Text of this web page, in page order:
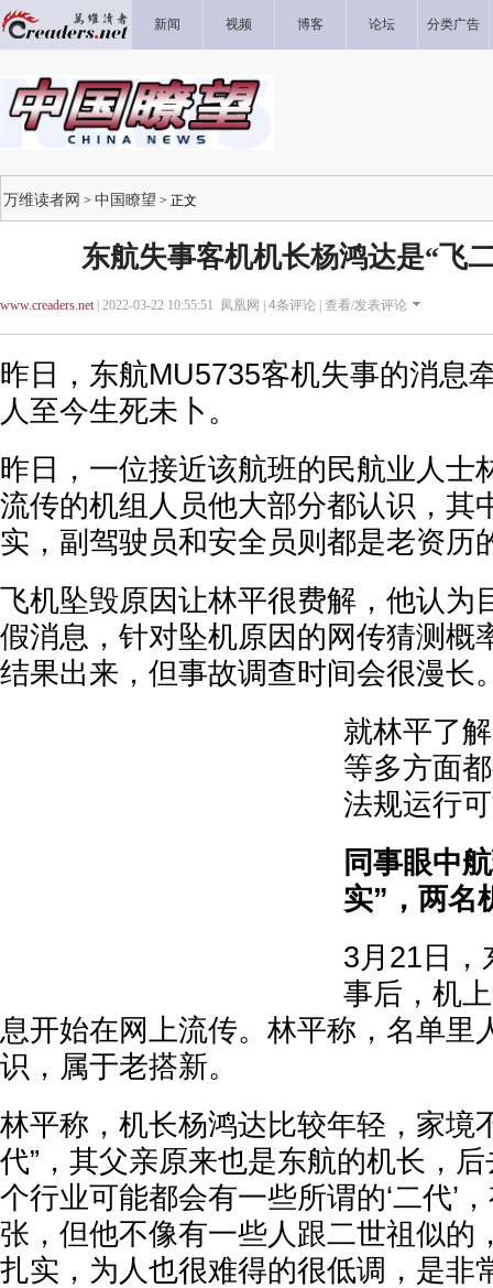
新闻 视频 博客 论坛 分类广告
万维读者网 > 中国瞭望 > 正文
东航失事客机机长杨鸿达是“飞
www.creaders.net| 2022-03-22 10:55:51 凤凰网 | 4条评论 | 查看/发表评论
昨日，东航MU5735客机失事的消息
人至今生死未卜。
昨日，一位接近该航班的民航业人士
流传的机组人员他大部分都认识，其
实，副驾驶员和安全员则都是老资历
飞机坠毁原因让林平很费解，他认为
假消息，针对坠机原因的网传猜测概
结果出来，但事故调查时间会很漫长
就林平了
等多方面
法规运行
同事眼中
实”，两名
3月21日，
事后，机
息开始在网上流传。林平称，名单里
识，属于老搭新。
林平称，机长杨鸿达比较年轻，家境
代”，其父亲原来也是东航的机长，
个行业可能都会有一些所谓的‘二代’
张，但他不像有一些人跟二世祖似的
扎实，为人也很难得的很低调，是非